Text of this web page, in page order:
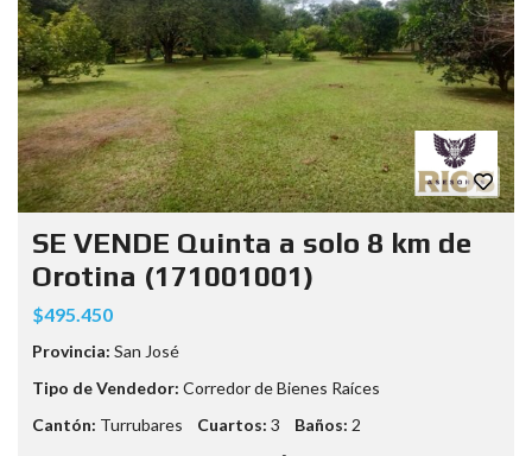
SE VENDE Quinta a solo 8 km de
Orotina (171001001)
$495.450
Provincia: San José
Tipo de Vendedor: Corredor de Bienes Raíces
Cantón: Turrubares Cuartos: 3 Baños: 2